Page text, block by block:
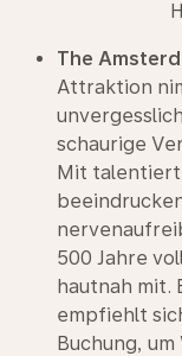
The
Attraktion
schaurige
Mit
500 Jahre
hautnah mit.
empfiehlt
Buchung,